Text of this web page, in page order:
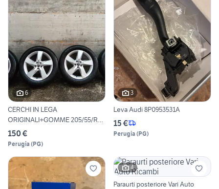
6
CERCHI IN LEGA
ORIGINALI+GOMME 205/55/R17
AUDI-VW
150 €
Perugia (PG)
3
Leva Audi 8P0953531A
15 €
Perugia (PG)
4
Paraurti posteriore Vari Auto